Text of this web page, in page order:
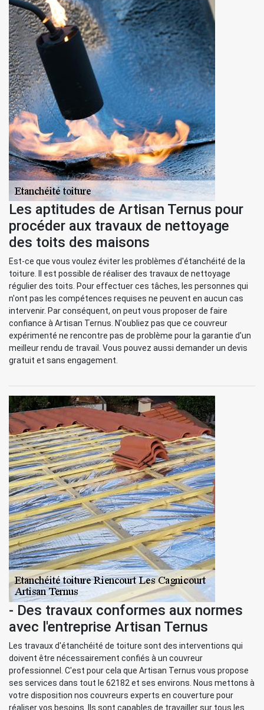
Les aptitudes de Artisan Ternus pour
procéder aux travaux de nettoyage
des toits des maisons
Est-ce que vous voulez éviter les problèmes d'étanchéité de la
toiture. Il est possible de réaliser des travaux de nettoyage
régulier des toits. Pour effectuer ces tâches, les personnes qui
n'ont pas les compétences requises ne peuvent en aucun cas
intervenir. Par conséquent, on peut vous proposer de faire
confiance à Artisan Ternus. N'oubliez pas que ce couvreur
expérimenté ne rencontre pas de problème pour la garantie d'un
meilleur rendu de travail. Vous pouvez aussi demander un devis
gratuit et sans engagement.
- Des travaux conformes aux normes
avec l'entreprise Artisan Ternus
Les travaux d'étanchéité de toiture sont des interventions qui
doivent être nécessairement confiés à un couvreur
professionnel. C'est pour cela que Artisan Ternus vous propose
ses services dans tout le 62182 et ses environs. Nous mettons à
votre disposition nos couvreurs experts en couverture pour
réaliser vos besoins. Ils sont capables de travailler sur tous les